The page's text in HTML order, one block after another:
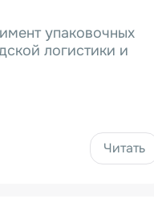
упаковочных
логистики и
Читать